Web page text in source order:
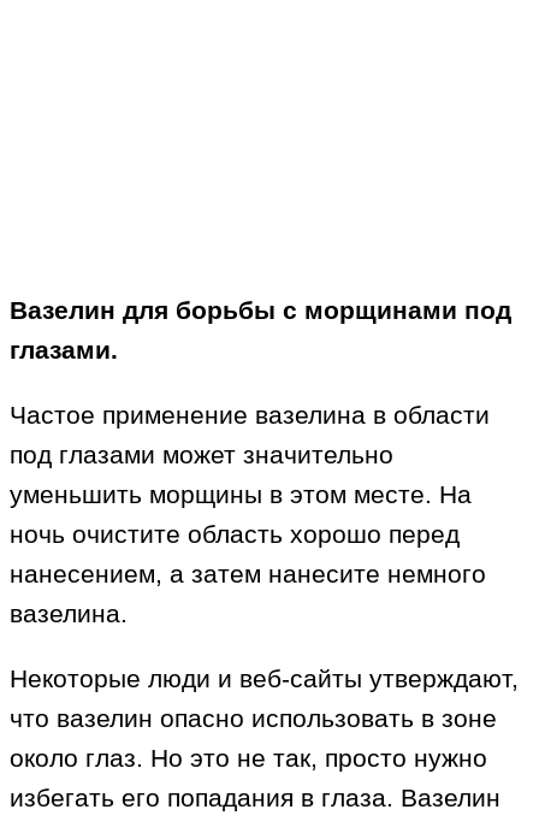
Вазелин для борьбы с морщинами под
глазами.
Частое применение вазелина в области
под глазами может значительно
уменьшить морщины в этом месте. На
ночь очистите область хорошо перед
нанесением, а затем нанесите немного
вазелина.
Некоторые люди и веб-сайты утверждают,
что вазелин опасно использовать в зоне
около глаз. Но это не так, просто нужно
избегать его попадания в глаза. Вазелин